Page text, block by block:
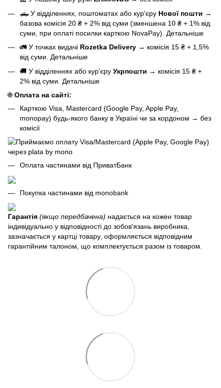
🛻 У відділеннях, поштоматах або кур'єру Нової пошти →
базова комісія 20 ₴ + 2% від суми (зменшена 10 ₴ + 1% від
суми, при оплаті посилки карткою NovaPay). Детальніше
🚛 У точках видачі Rozetka Delivery → комісія 15 ₴ + 1,5%
від суми. Детальніше
🚚 У відділеннях або кур'єру Укрпошти → комісія 15 ₴ +
2% від суми. Детальніше
🌐Оплата на сайті:
Карткою Visa, Mastercard (Google Pay, Apple Pay,
monopay) будь-якого банку в Україні чи за кордоном → без
комісії
Оплата частинами від ПриватБанк
Покупка частинами від monobank
Гарантія (якщо передбачена) надається на кожен товар
індивідуально у відповідності до зобов'язань виробника,
зазначається у картці товару, оформляється відповідним
гарантійним талоном, що комплектується разом із товаром.